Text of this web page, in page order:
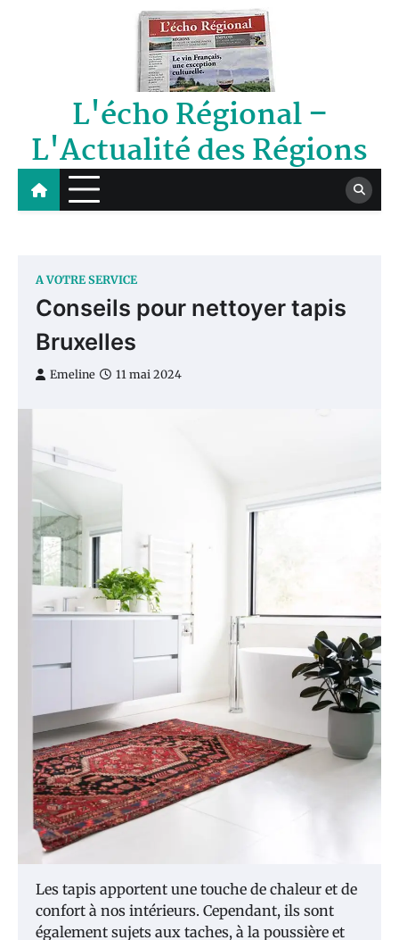
L'écho Régional –
L'Actualité des Régions
A VOTRE SERVICE
Conseils pour nettoyer tapis
Bruxelles
Emeline 11 mai 2024
Les tapis apportent une touche de chaleur et de
confort à nos intérieurs. Cependant, ils sont
également sujets aux taches, à la poussière et